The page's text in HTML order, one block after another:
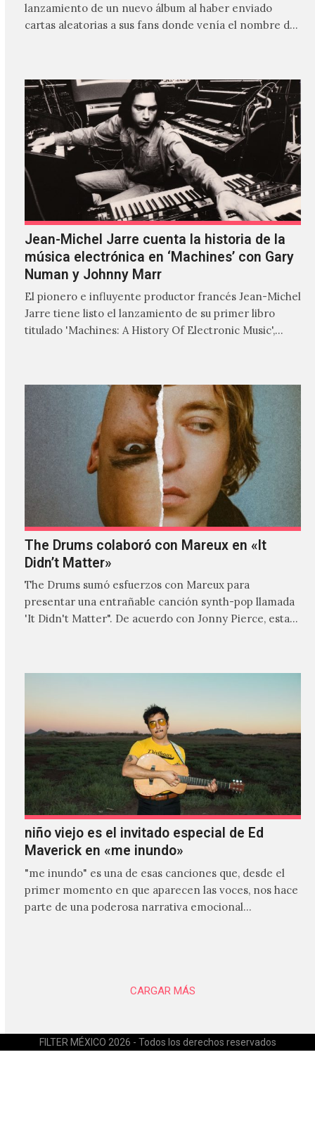
lanzamiento de un nuevo álbum al haber enviado
cartas aleatorias a sus fans donde venía el nombre de
Jean-Michel Jarre cuenta la historia de la
música electrónica en ‘Machines’ con Gary
Numan y Johnny Marr
El pionero e influyente productor francés Jean-Michel
Jarre tiene listo el lanzamiento de su primer libro
titulado 'Machines: A History Of Electronic Music',
The Drums colaboró con Mareux en «It
Didn’t Matter»
The Drums sumó esfuerzos con Mareux para
presentar una entrañable canción synth-pop llamada
'It Didn't Matter". De acuerdo con Jonny Pierce, esta
niño viejo es el invitado especial de Ed
Maverick en «me inundo»
"me inundo" es una de esas canciones que, desde el
primer momento en que aparecen las voces, nos hace
parte de una poderosa narrativa emocional…
CARGAR MÁS
FILTER MÉXICO 2026 - Todos los derechos reservados